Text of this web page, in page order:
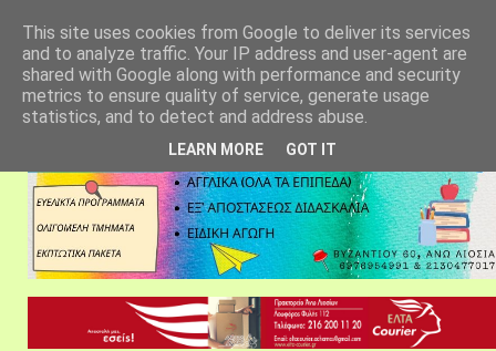
This site uses cookies from Google to deliver its services
and to analyze traffic. Your IP address and user-agent are
shared with Google along with performance and security
metrics to ensure quality of service, generate usage
statistics, and to detect and address abuse.
LEARN MORE GOT IT